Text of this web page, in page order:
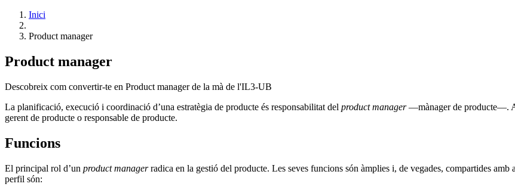
Inici
Product manager
Product manager
Descobreix com convertir-te en Product manager de la mà de l'IL3-UB
La planificació, execució i coordinació d’una estratègia de producte és responsabilitat del product manager —mànager de producte—.
gerent de producte o responsable de producte.
Funcions
El principal rol d’un product managerradica en la gestió del producte. Les seves funcions són àmplies i, de vegades, compartides
perfil són: